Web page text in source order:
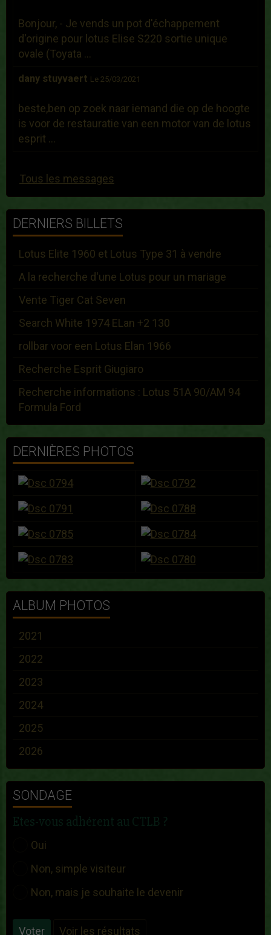
Bonjour, - Je vends un pot d'échappement
d'origine pour lotus Elise S220 sortie unique
ovale (Toyata ...
dany stuyvaert Le 25/03/2021
beste,ben op zoek naar iemand die op de hoogte
is voor de restauratie van een motor van de lotus
esprit ...
Tous les messages
DERNIERS BILLETS
Lotus Elite 1960 et Lotus Type 31 à vendre
A la recherche d'une Lotus pour un mariage
Vente Tiger Cat Seven
Search White 1974 ELan +2 130
rollbar voor een Lotus Elan 1966
Recherche Esprit Giugiaro
Recherche informations : Lotus 51A 90/AM 94
Formula Ford
DERNIÈRES PHOTOS
ALBUM PHOTOS
2021
2022
2023
2024
2025
2026
SONDAGE
Etes-vous adhérent au CTLB ?
Oui
Non, simple visiteur
Non, mais je souhaite le devenir
Voter Voir les résultats